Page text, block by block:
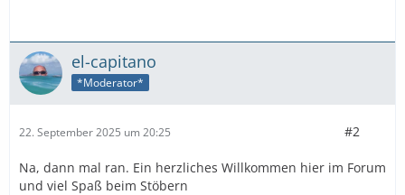
el-capitano
*Moderator*
22. September 2025 um 20:25 #2
Na, dann mal ran. Ein herzliches Willkommen hier im Forum
und viel Spaß beim Stöbern